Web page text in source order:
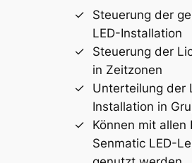
Steuerung der
LED-Installation
Steuerung der
in Zeitzonen
Unterteilung der
Installation in
Können mit allen
Senmatic LED-